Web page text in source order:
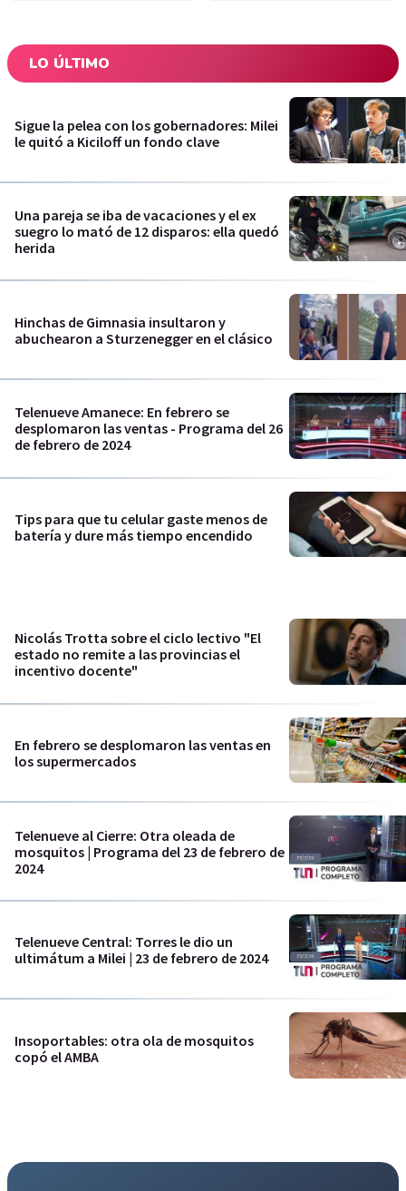
LO ÚLTIMO
Sigue la pelea con los gobernadores: Milei
le quitó a Kiciloff un fondo clave
Una pareja se iba de vacaciones y el ex
suegro lo mató de 12 disparos: ella quedó
herida
Hinchas de Gimnasia insultaron y
abuchearon a Sturzenegger en el clásico
Telenueve Amanece: En febrero se
desplomaron las ventas - Programa del 26
de febrero de 2024
Tips para que tu celular gaste menos de
batería y dure más tiempo encendido
Nicolás Trotta sobre el ciclo lectivo "El
estado no remite a las provincias el
incentivo docente"
En febrero se desplomaron las ventas en
los supermercados
Telenueve al Cierre: Otra oleada de
mosquitos | Programa del 23 de febrero de
2024
Telenueve Central: Torres le dio un
ultimátum a Milei | 23 de febrero de 2024
Insoportables: otra ola de mosquitos
copó el AMBA